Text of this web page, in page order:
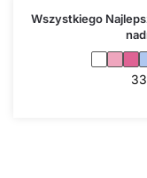
Wszystkiego